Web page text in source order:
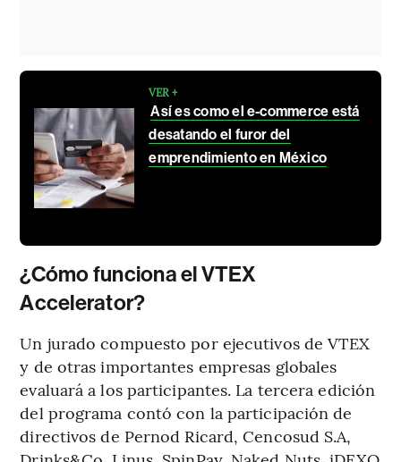
VER +
Así es como el e-commerce está
desatando el furor del
emprendimiento en México
¿Cómo funciona el VTEX
Accelerator?
Un jurado compuesto por ejecutivos de VTEX
y de otras importantes empresas globales
evaluará a los participantes. La tercera edición
del programa contó con la participación de
directivos de Pernod Ricard, Cencosud S.A,